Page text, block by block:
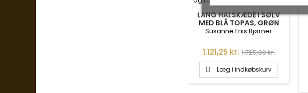
LANG HALSKÆDE I SØLV
MED BLÅ TOPAS, GRØN
KVARTS OG ROSA KVARTS
Susanne Friis Bjørner
Pris
1.121,25 kr. Normalpris
1.725,00 kr.
 Læg i indkøbskurv